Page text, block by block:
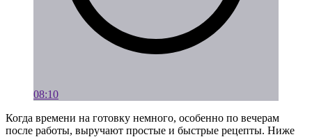
08:10
Когда времени на готовку немного, особенно по вечерам
после работы, выручают простые и быстрые рецепты. Ниже